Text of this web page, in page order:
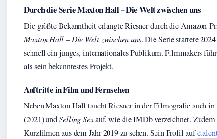
Durch die Serie Maxton Hall – Die Welt zwischen uns
Die größte Bekanntheit erlangte Riesner durch die
Maxton Hall – Die Welt zwischen uns. Die Serie startete
schnell ein junges, internationales Publikum. Filmmakers
als sein bekanntestes Projekt.
Auftritte in Film und Fernsehen
Neben Maxton Hall taucht Riesner in der Filmografie auch in
(2021) undSelling Sexauf, wie die IMDb verzeichnet.
Kurzfilmen aus dem Jahr 2019 zu sehen. Sein Profil auf